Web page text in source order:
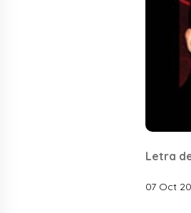
Letra
07 Oct